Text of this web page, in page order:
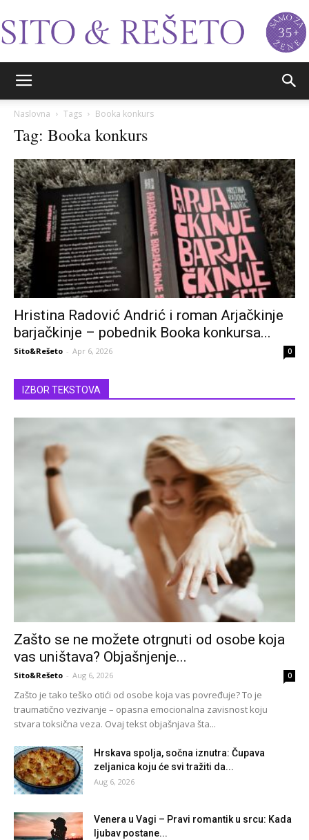
Naslovna Tags Booka konkurs
Tag: Booka konkurs
Hristina Radović Andrić i roman Arjačkinje
barjačkinje – pobednik Booka konkursa...
Sito&Rešeto - Apr 6, 2026 0
IZBOR TEKSTOVA
Zašto se ne možete otrgnuti od osobe koja
vas uništava? Objašnjenje...
Sito&Rešeto - Aug 6, 2026 0
Zašto je tako teško otići od osobe koja vas povređuje? To je
traumatično vezivanje – opasna emocionalna zavisnost koju
stvara toksična veza. Ovaj tekst objašnjava šta...
Hrskava spolja, sočna iznutra: Čupava
zeljanica koju će svi tražiti da...
Aug 6, 2026
Venera u Vagi – Pravi romantik u srcu: Kada
ljubav postane...